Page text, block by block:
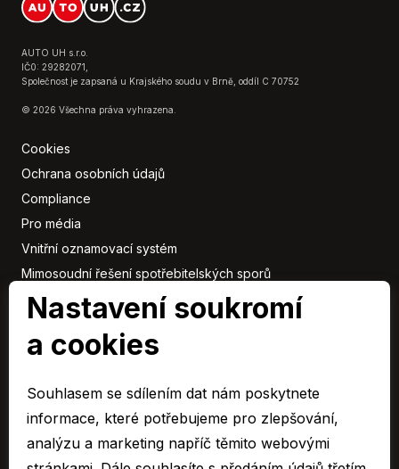
AUTO UH s.r.o.
IČ0: 29282071,
Společnost je zapsaná u Krajského soudu v Brně, oddíl C 70752
© 2026 Všechna práva vyhrazena.
Cookies
Ochrana osobních údajů
Compliance
Pro média
Vnitřní oznamovací systém
Mimosoudní řešení spotřebitelských sporů
Sbírka listin
Členové
ARAVER CZ člen skupiny AUTO UH s.r.o.
EURO CAR Zlín člen skupiny AUTO UH s.r.o.
C&K člen skupiny AUTO UH a.s.
Nastavení soukromí
a cookies
Souhlasem se sdílením dat nám poskytnete
informace, které potřebujeme pro zlepšování,
analýzu a marketing napříč těmito webovými